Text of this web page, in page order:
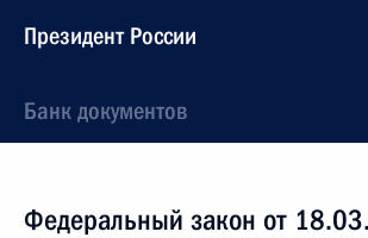
Президент России
Банк документов
Федеральный закон от